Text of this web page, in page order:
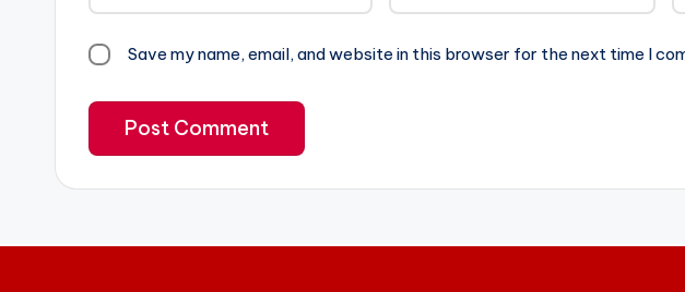
Save my name, email, and website in this browser for the next time I